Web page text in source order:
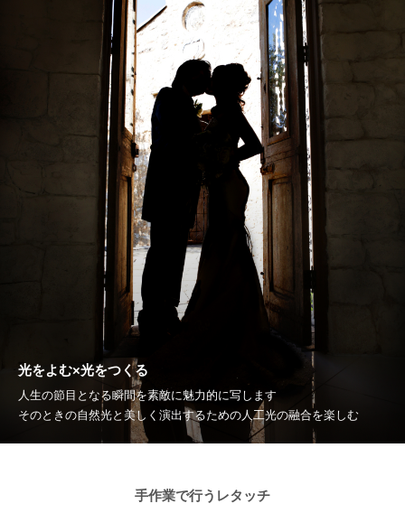
光をよむ×光をつくる
人生の節目となる瞬間を素敵に魅力的に写します
そのときの自然光と美しく演出するための人工光の融合を楽しむ
手作業で行うレタッチ